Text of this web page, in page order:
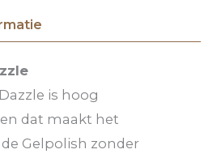
is hoog
dat maakt het
Gelpolish zonder